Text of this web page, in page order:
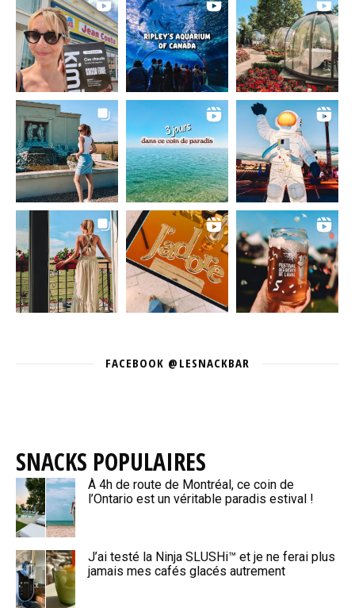
FACEBOOK @LESNACKBAR
SNACKS POPULAIRES
À 4h de route de Montréal, ce coin de
l’Ontario est un véritable paradis estival !
J’ai testé la Ninja SLUSHi™ et je ne ferai plus
jamais mes cafés glacés autrement